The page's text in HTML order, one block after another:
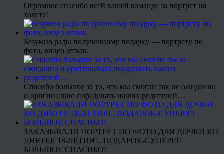
Огромное спасибо всей вашей команде за портрет на
холсте!
Безумно рады полученному подарку — портрету по
фото, видео отзыв.
Спасибо большое за то, что мы смогли так не ожиданно
и оригинально порадовать наших родителей…
ЗАКАЗЫВАЛИ ПОРТРЕТ ПО ФОТО ДЛЯ ДОЧКИ КО
ДНЮ ЕЕ 18-ЛЕТИЯ!.. ПОДАРОК-СУПЕР!!!!
БОЛЬШОЕ СПАСИБО!